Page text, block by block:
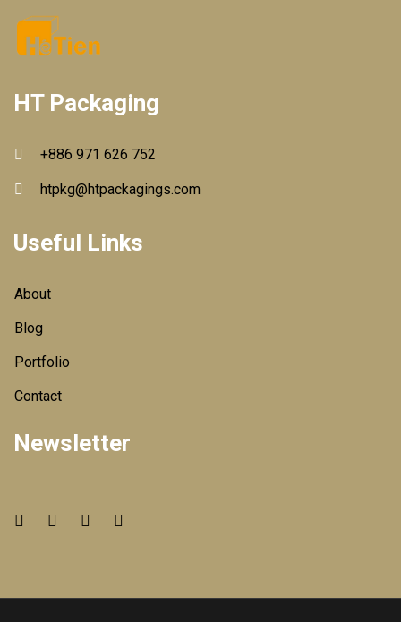
HT Packaging
+886 971 626 752
htpkg@htpackagings.com
Useful Links
About
Blog
Portfolio
Contact
Newsletter